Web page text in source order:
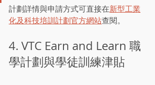
計劃詳情與申請方式可直接在新型工業
化及科技培訓計劃官方網站查閱。
4. VTC Earn and Learn 職
學計劃與學徒訓練津貼